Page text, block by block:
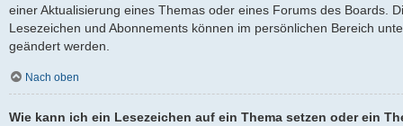
einer Aktualisierung eines Themas oder eines Forums des Boards.
Lesezeichen und Abonnements können im persönlichen Bereich
geändert werden.
Nach oben
Wie kann ich ein Lesezeichen auf ein Thema setzen oder ein